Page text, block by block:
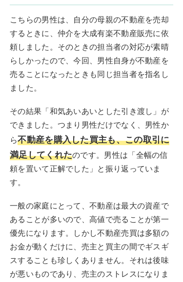
こちらの男性は、自分の母親の不動産を売却
するときに、仲介を大成有楽不動産販売に依
頼しました。そのときの担当者の対応が素晴
らしかったので、今回、男性自身が不動産を
売ることになったときも同じ担当者を指名し
ました。
その結果「和気あいあいとした引き渡し」が
できました。つまり男性だけでなく、男性か
ら不動産を購入した買主も、この取引に
満足してくれたのです。男性は「全幅の信
頼を置いて正解でした」と振り返っていま
す。
一般の家庭にとって、不動産は最大の資産で
あることが多いので、高値で売ることが第一
優先になります。しかし不動産売買は多額の
お金が動くだけに、売主と買主の間でギスギ
スすることも珍しくありません。それは後味
が悪いものであり、売主のストレスになりま